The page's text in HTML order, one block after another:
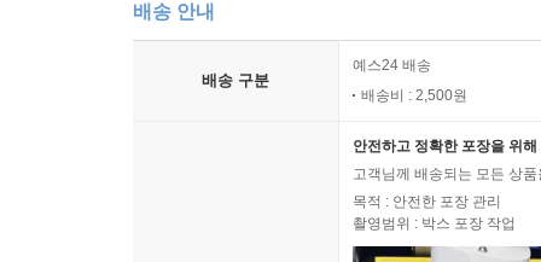
배송 안내
배송 구분
예스24 배송
배송비 : 2,500원
안전하고 정확한 포장을 위
고객님께 배송되는 모든 상
목적 : 안전한 포장 관리
촬영범위 : 박스 포장 작업